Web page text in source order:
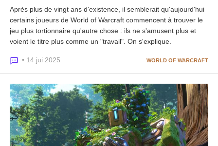
Après plus de vingt ans d'existence, il semblerait qu'aujourd'hui
certains joueurs de World of Warcraft commencent à trouver le
jeu plus tortionnaire qu'autre chose : ils ne s'amusent plus et
voient le titre plus comme un "travail". On s'explique.
• 14 jui 2025 WORLD OF WARCRAFT